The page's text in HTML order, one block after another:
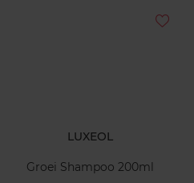
LUXEOL
Groei Shampoo 200ml